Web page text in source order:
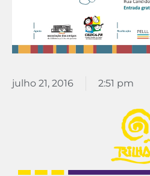
julho 21, 2016 2:51 pm